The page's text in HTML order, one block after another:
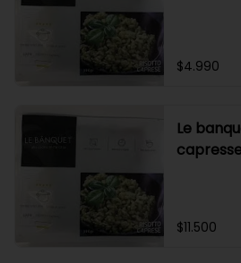
$4.990
Le
$11.500